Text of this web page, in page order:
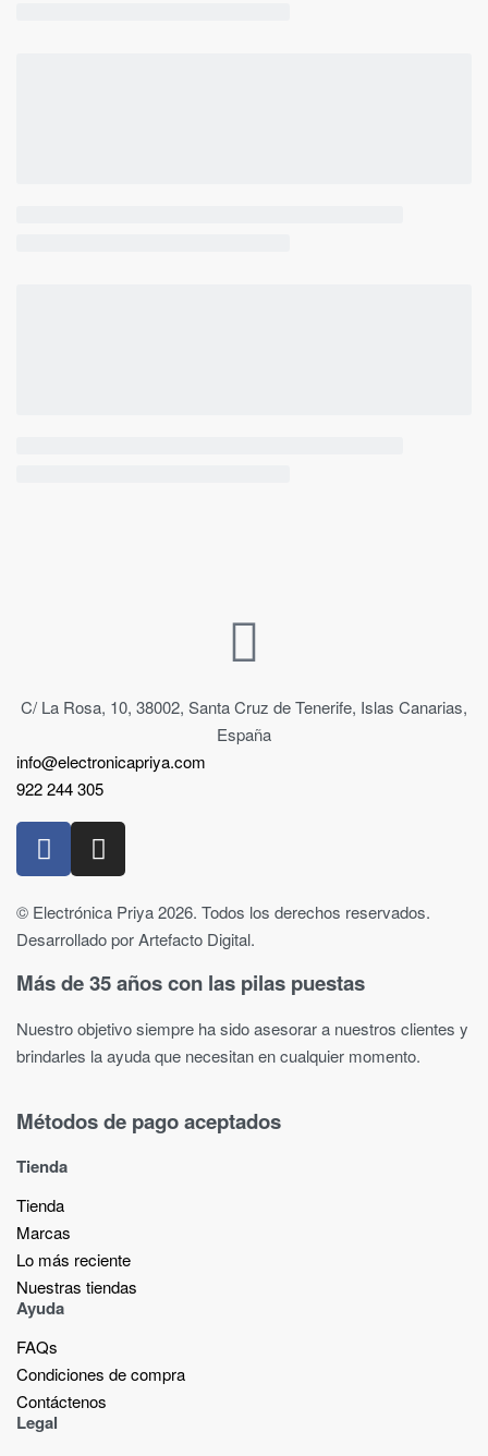
C/ La Rosa, 10, 38002, Santa Cruz de Tenerife, Islas Canarias,
España
info@electronicapriya.com
922 244 305
© Electrónica Priya 2026. Todos los derechos reservados.
Desarrollado por Artefacto Digital.
Más de 35 años con las pilas puestas
Nuestro objetivo siempre ha sido asesorar a nuestros clientes y
brindarles la ayuda que necesitan en cualquier momento.
Métodos de pago aceptados
Tienda
Tienda
Marcas
Lo más reciente​
Nuestras tiendas​
Ayuda
FAQs
Condiciones de compra
Contáctenos
Legal